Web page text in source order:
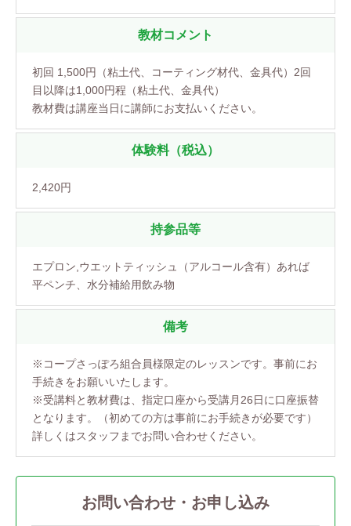
教材コメント
初回 1,500円（粘土代、コーティング材代、金具代）2回
目以降は1,000円程（粘土代、金具代）
教材費は講座当日に講師にお支払いください。
体験料（税込）
2,420円
持参品等
エプロン,ウエットティッシュ（アルコール含有）あれば
平ペンチ、水分補給用飲み物
備考
※コープさっぽろ組合員様限定のレッスンです。事前にお
手続きをお願いいたします。
※受講料と教材費は、指定口座から受講月26日に口座振替
となります。（初めての方は事前にお手続きが必要です）
詳しくはスタッフまでお問い合わせください。
お問い合わせ・お申し込み